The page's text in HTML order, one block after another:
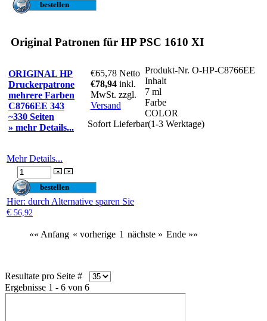
Original Patronen für HP PSC 1610 XI
ORIGINAL HP
Druckerpatrone
mehrere Farben
C8766EE 343
~330 Seiten
» mehr Details...
€65,78 Netto
€78,94 inkl.
MwSt. zzgl.
Versand
Produkt-Nr. O-HP-C8766EE
Inhalt
7 ml
Farbe
COLOR
Sofort Lieferbar(1-3 Werktage)
Mehr Details...
Hier: durch Alternative sparen Sie
€ 56,92
«« Anfang « vorherige 1 nächste » Ende »»
Resultate pro Seite #
Ergebnisse 1 - 6 von 6